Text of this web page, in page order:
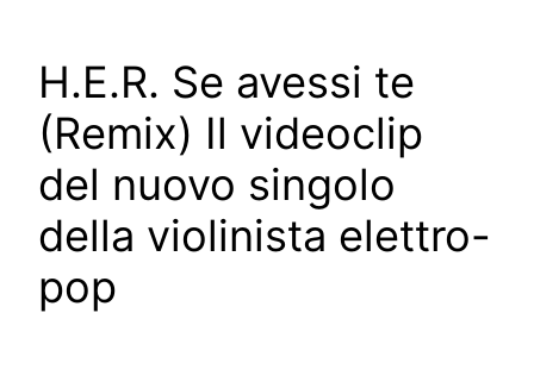
H.E.R. Se avessi te
(Remix) Il videoclip
del nuovo singolo
della violinista elettro-
pop